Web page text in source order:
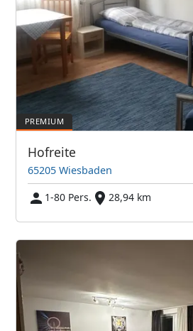
Hofreite
65205 Wiesbaden
1-80 Pers.
28,94 km